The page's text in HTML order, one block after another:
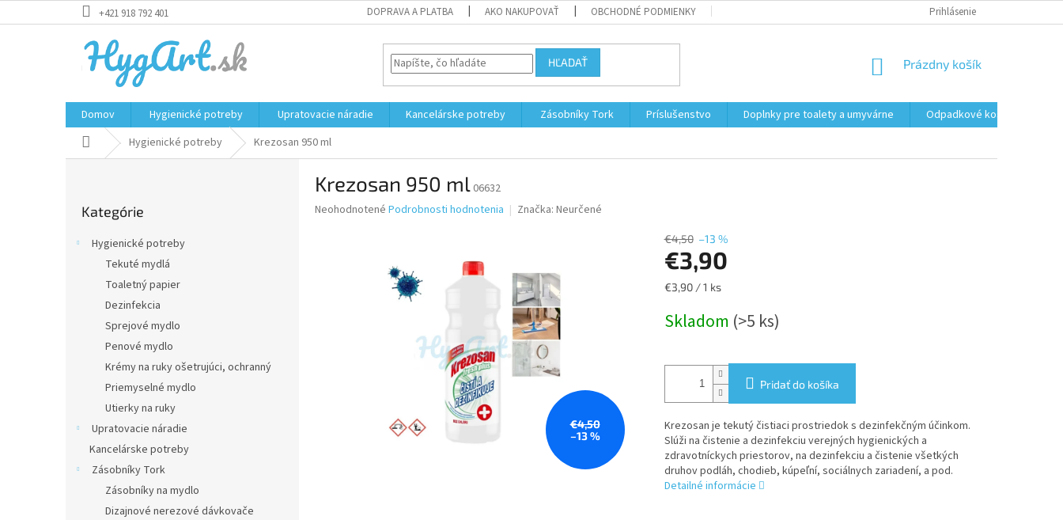
na
+421 918 792 401 DOPRAVA A PLATBA AKO NAKUPOVAŤ OBCHODNÉ PODMIENKY FORMULÁR NA
Prihlásenie
HĽADAŤ
NÁKUPNÝ
Prázdny košík
Domov Hygienické potreby Upratovacie náradie Kancelárske potreby Zásobníky Tork Príslušenstvo Doplnky pre toalety a umyvárne Odpadkové koše
DomovHygienické potreby Krezosan 950 ml
kategórie
Kategórie
Hygienické potreby
Tekuté mydlá
Toaletný papier
Dezinfekcia
Sprejové mydlo
Penové mydlo
Krémy na ruky ošetrujúci, ochranný
Priemyselné mydlo
Utierky na ruky
Upratovacie náradie
Kancelárske potreby
Zásobníky Tork
Zásobníky na mydlo
Dizajnové nerezové dávkovače
Krezosan 950 ml 06632
Priemerné
Neohodnotené Podrobnosti hodnotenia Značka: Neurčené
€4,50
–13 %
€4,50 –13 %
€3,90
Jednotková
€3,90 / 1 ks
Skladom (>5 ks)
Pridať do košíka
Krezosan je tekutý čistiaci prostriedok s dezinfekčným účinkom.
Slúži na čistenie a dezinfekciu verejných hygienických a
zdravotníckych priestorov, na dezinfekciu a čistenie všetkých
druhov podláh, chodieb, kúpeľní, sociálnych zariadení, a pod.
Detailné informácie